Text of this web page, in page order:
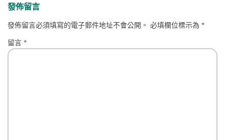
發佈留言
發佈留言必須填寫的電子郵件地址不會公開。 必填欄位標示為*
留言*